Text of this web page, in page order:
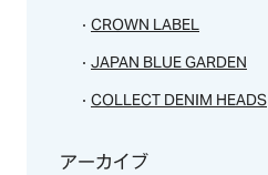
CROWN LABEL
JAPAN BLUE GARDEN
COLLECT DENIM HEADS
アーカイブ